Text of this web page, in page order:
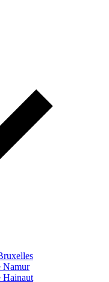
Namur
Hainaut